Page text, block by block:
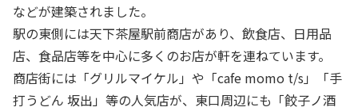
などが建築されました。
駅の東側には天下茶屋駅前商店があり、飲食店、日用品
店、食品店等を中心に多くのお店が軒を連ねています。
商店街には「グリルマイケル」や「cafe momo t/s」「手
打うどん 坂出」等の人気店が、東口周辺にも「餃子ノ酒